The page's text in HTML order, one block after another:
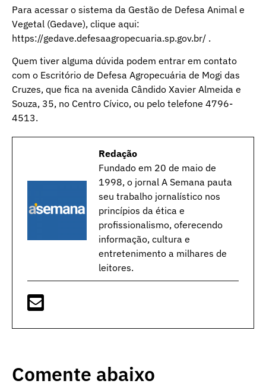
Para acessar o sistema da Gestão de Defesa Animal e
Vegetal (Gedave), clique aqui:
https://gedave.defesaagropecuaria.sp.gov.br/ .
Quem tiver alguma dúvida podem entrar em contato
com o Escritório de Defesa Agropecuária de Mogi das
Cruzes, que fica na avenida Cândido Xavier Almeida e
Souza, 35, no Centro Cívico, ou pelo telefone 4796-
4513.
Redação
Fundado em 20 de maio de
1998, o jornal A Semana pauta
seu trabalho jornalístico nos
princípios da ética e
profissionalismo, oferecendo
informação, cultura e
entretenimento a milhares de
leitores.
Comente abaixo